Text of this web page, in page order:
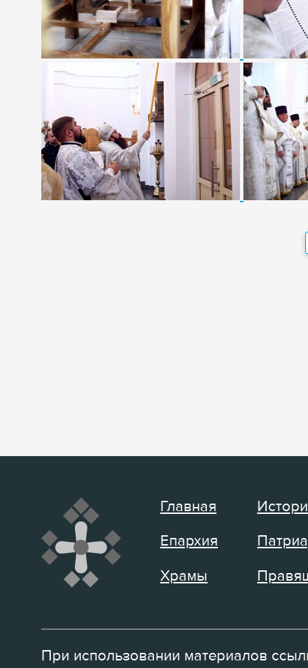
Главная
Епархия
Храмы
При использовании материалов